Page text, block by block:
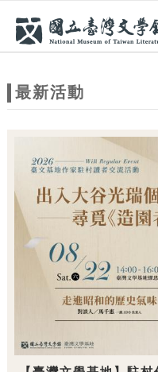
站最新活動